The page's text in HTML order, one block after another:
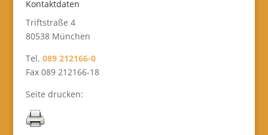
Kontaktdaten
Triftstraße 4
80538 München
Tel. 089 212166-0
Fax 089 212166-18
Seite drucken: